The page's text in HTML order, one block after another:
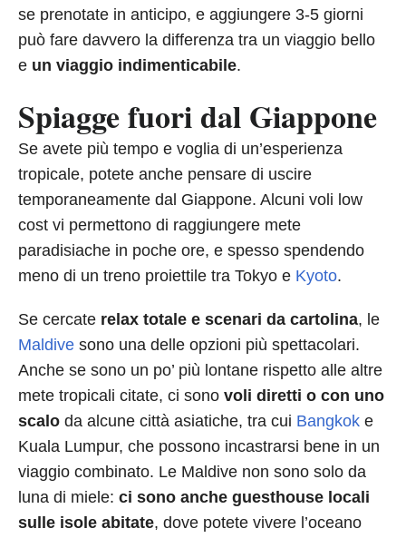
se prenotate in anticipo, e aggiungere 3-5 giorni
può fare davvero la differenza tra un viaggio bello
e un viaggio indimenticabile.
Spiagge fuori dal Giappone
Se avete più tempo e voglia di un’esperienza
tropicale, potete anche pensare di uscire
temporaneamente dal Giappone. Alcuni voli low
cost vi permettono di raggiungere mete
paradisiache in poche ore, e spesso spendendo
meno di un treno proiettile tra Tokyo e Kyoto.
Se cercate relax totale e scenari da cartolina, le
Maldive sono una delle opzioni più spettacolari.
Anche se sono un po’ più lontane rispetto alle altre
mete tropicali citate, ci sono voli diretti o con uno
scalo da alcune città asiatiche, tra cui Bangkok e
Kuala Lumpur, che possono incastrarsi bene in un
viaggio combinato. Le Maldive non sono solo da
luna di miele: ci sono anche guesthouse locali
sulle isole abitate, dove potete vivere l’oceano